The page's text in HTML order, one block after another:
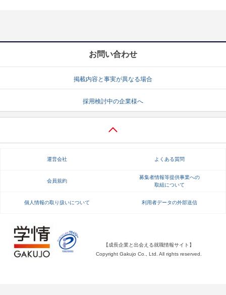
就活ノウハウ・サポート
就活ノウハウが満載！ お役立ち記事・相談室など
就活ニュースペーパー よくある質問
不明点があればこちら
お問い合わせ
掲載内容と事実が異なる場合
採用検討中の企業様へ
運営会社 よくある質問
会員規約
募集者情報等提供事業への
取組について
個人情報の取り扱いについて 利用者データの外部送信
【成長企業と出会える就職情報サイト】
Copyright Gakujo Co., Ltd. All rights reserved.